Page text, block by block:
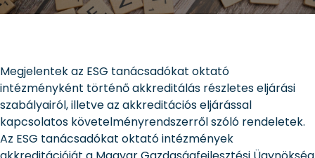
Megjelentek az ESG tanácsadókat oktató
intézményként történő akkreditálás részletes eljárási
szabályairól, illetve az akkreditációs eljárással
kapcsolatos követelményrendszerről szóló rendeletek.
Az ESG tanácsadókat oktató intézmények